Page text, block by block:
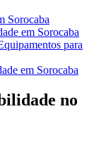
Sorocaba
em Sorocaba
para
em Sorocaba
no